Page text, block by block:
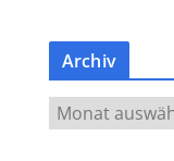
Archiv
r